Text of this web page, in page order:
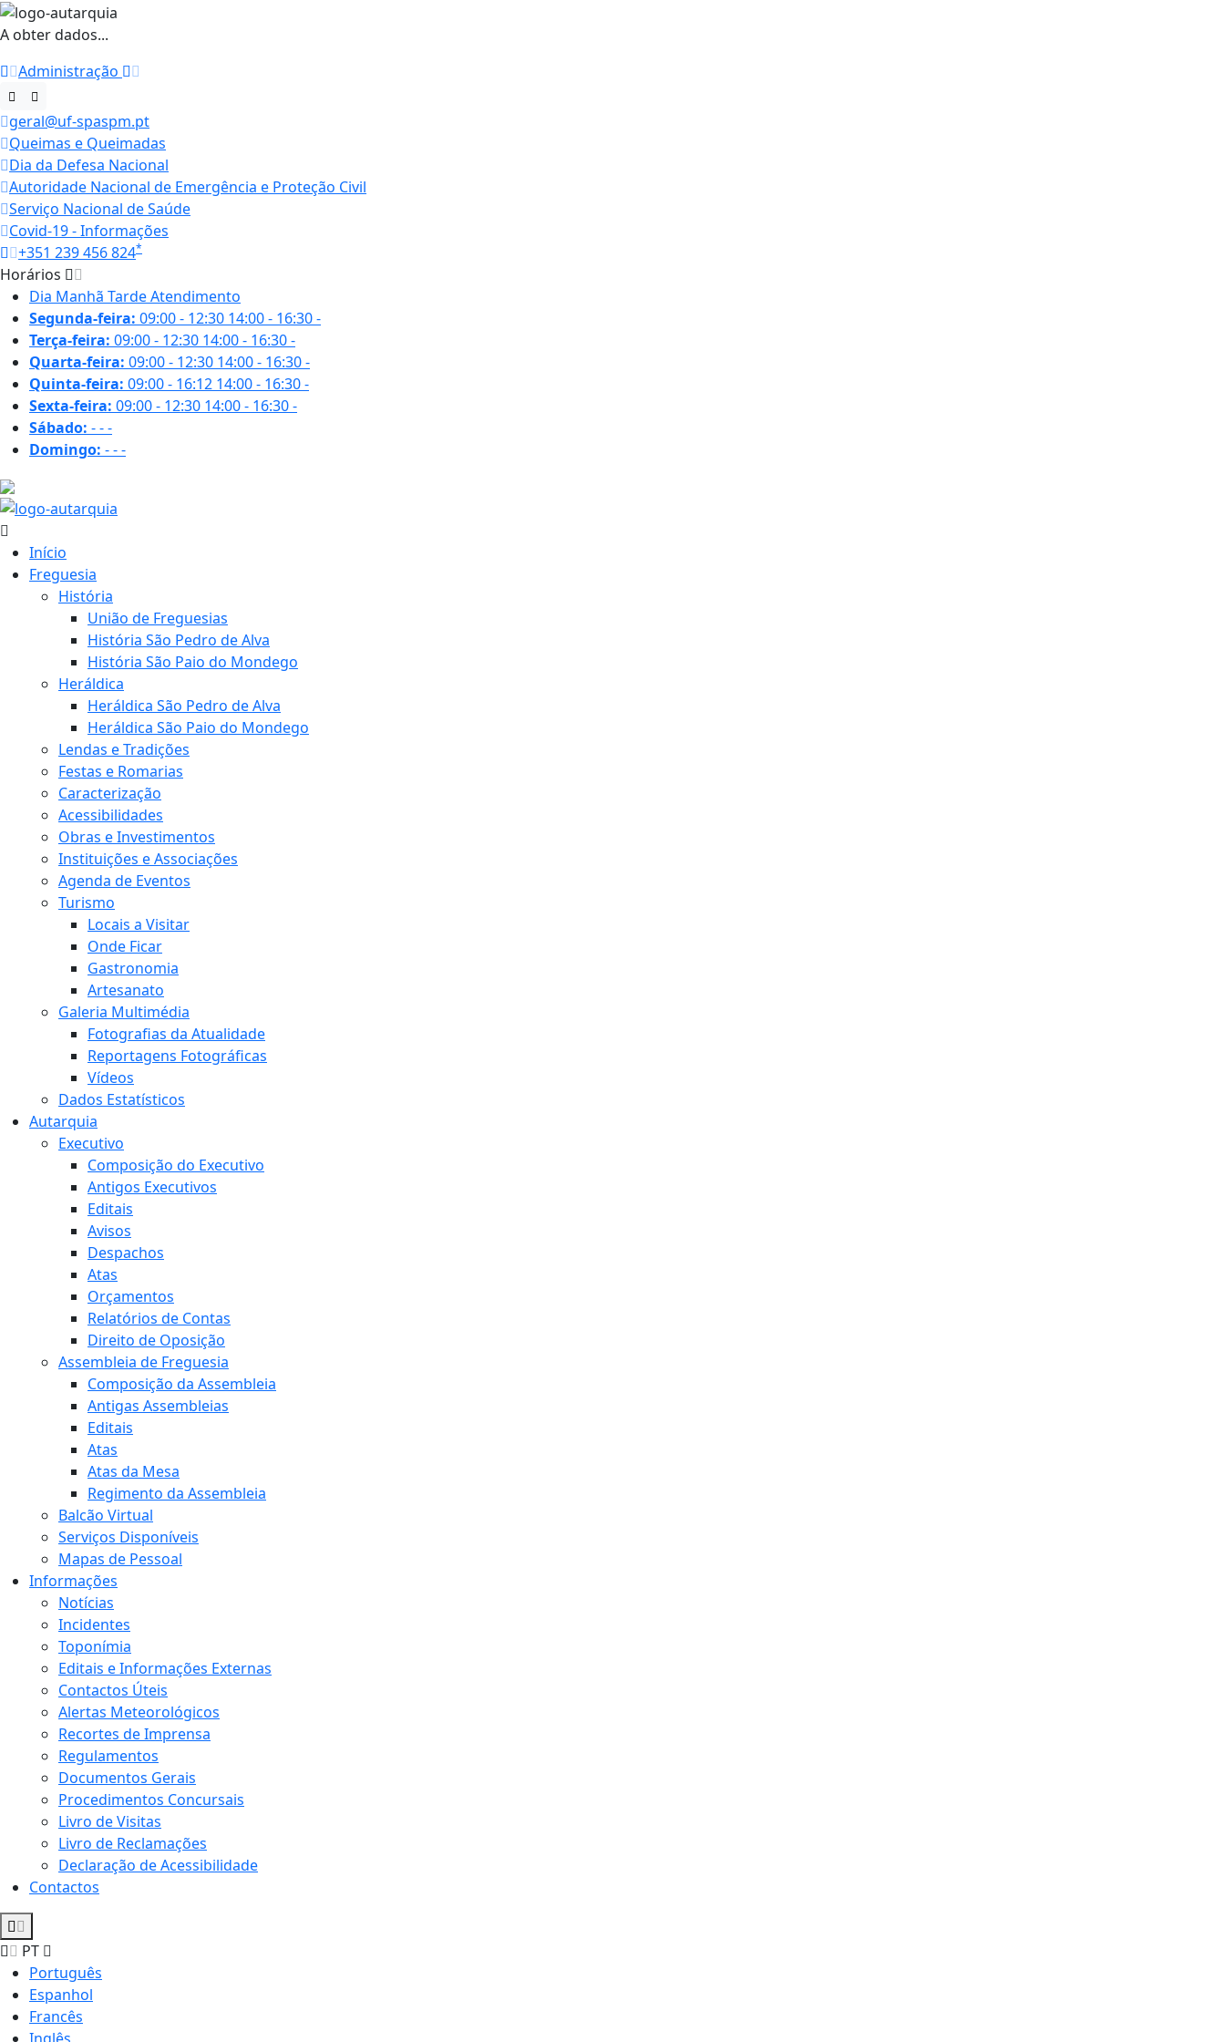
A obter dados...
Administração
geral@uf-spaspm.pt
Queimas e Queimadas
Dia da Defesa Nacional
Autoridade Nacional de Emergência e Proteção Civil
Serviço Nacional de Saúde
Covid-19 - Informações
+351 239 456 824*
Horários
Dia Manhã TardeAtendimento
Segunda-feira: 09:00 - 12:30 14:00 - 16:30-
Terça-feira: 09:00 - 12:30 14:00 - 16:30-
Quarta-feira: 09:00 - 12:30 14:00 - 16:30-
Quinta-feira: 09:00 - 16:12 14:00 - 16:30-
Sexta-feira: 09:00 - 12:30 14:00 - 16:30-
Sábado: ---
Domingo: ---
Início
Freguesia
História
União de Freguesias
História São Pedro de Alva
História São Paio do Mondego
Heráldica
Heráldica São Pedro de Alva
Heráldica São Paio do Mondego
Lendas e Tradições
Festas e Romarias
Caracterização
Acessibilidades
Obras e Investimentos
Instituições e Associações
Agenda de Eventos
Turismo
Locais a Visitar
Onde Ficar
Gastronomia
Artesanato
Galeria Multimédia
Fotografias da Atualidade
Reportagens Fotográficas
Vídeos
Dados Estatísticos
Autarquia
Executivo
Composição do Executivo
Antigos Executivos
Editais
Avisos
Despachos
Atas
Orçamentos
Relatórios de Contas
Direito de Oposição
Assembleia de Freguesia
Composição da Assembleia
Antigas Assembleias
Editais
Atas
Atas da Mesa
Regimento da Assembleia
Balcão Virtual
Serviços Disponíveis
Mapas de Pessoal
Informações
Notícias
Incidentes
Toponímia
Editais e Informações Externas
Contactos Úteis
Alertas Meteorológicos
Recortes de Imprensa
Regulamentos
Documentos Gerais
Procedimentos Concursais
Livro de Visitas
Livro de Reclamações
Declaração de Acessibilidade
Contactos
PT
Português
Espanhol
Francês